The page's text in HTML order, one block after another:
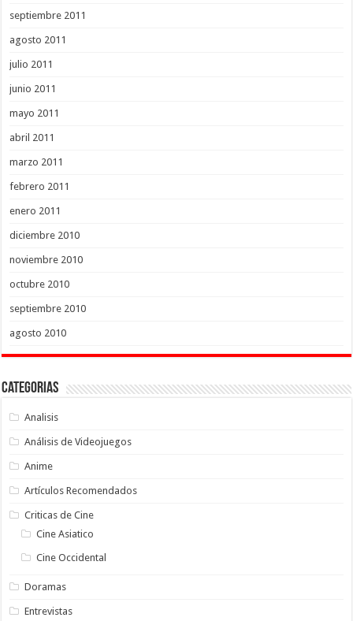
septiembre 2011
agosto 2011
julio 2011
junio 2011
mayo 2011
abril 2011
marzo 2011
febrero 2011
enero 2011
diciembre 2010
noviembre 2010
octubre 2010
septiembre 2010
agosto 2010
Categorias
Analisis
Análisis de Videojuegos
Anime
Artículos Recomendados
Criticas de Cine
Cine Asiatico
Cine Occidental
Doramas
Entrevistas